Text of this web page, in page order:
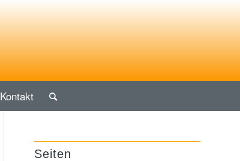
Kontakt
Seiten